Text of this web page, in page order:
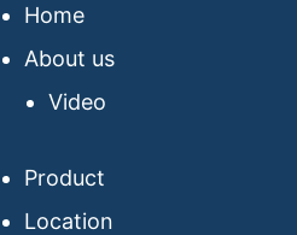
Home
About us
Video
Product
Location